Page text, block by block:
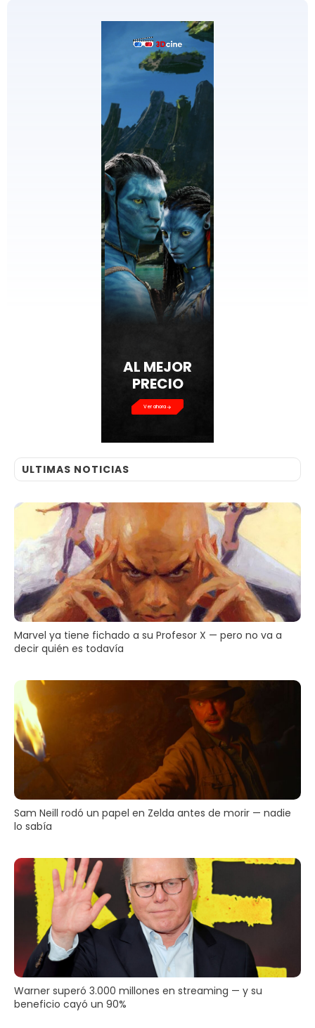
AL MEJOR
PRECIO
Ver ahora
ULTIMAS NOTICIAS
Marvel ya tiene fichado a su Profesor X — pero no va a
decir quién es todavía
Sam Neill rodó un papel en Zelda antes de morir — nadie
lo sabía
Warner superó 3.000 millones en streaming — y su
beneficio cayó un 90%